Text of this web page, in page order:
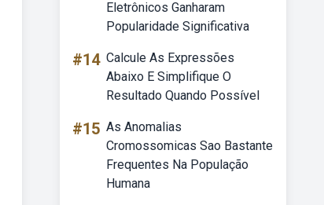
Eletrônicos Ganharam
Popularidade Significativa
#14 Calcule As Expressões
Abaixo E Simplifique O
Resultado Quando Possível
#15 As Anomalias
Cromossomicas Sao Bastante
Frequentes Na População
Humana